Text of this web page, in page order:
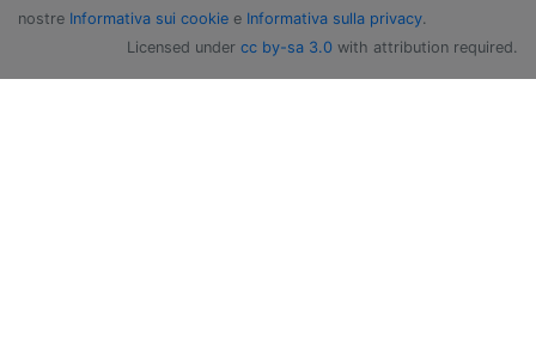
nostre Informativa sui cookie e Informativa sulla privacy.
Licensed under cc by-sa 3.0 with attribution required.